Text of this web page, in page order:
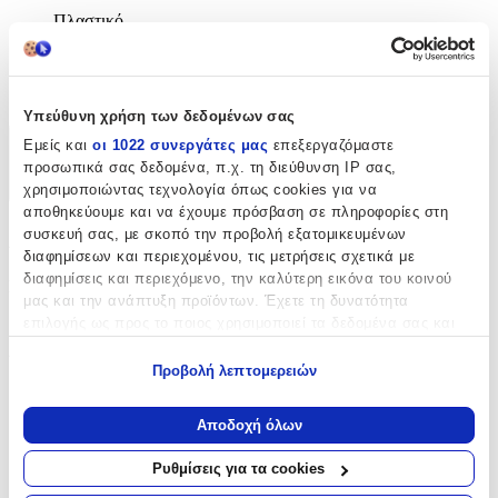
Υπεύθυνη χρήση των δεδομένων σας
Εμείς και οι 1022 συνεργάτες μας επεξεργαζόμαστε
προσωπικά σας δεδομένα, π.χ. τη διεύθυνση IP σας,
χρησιμοποιώντας τεχνολογία όπως cookies για να
αποθηκεύουμε και να έχουμε πρόσβαση σε πληροφορίες στη
συσκευή σας, με σκοπό την προβολή εξατομικευμένων
διαφημίσεων και περιεχομένου, τις μετρήσεις σχετικά με
διαφημίσεις και περιεχόμενο, την καλύτερη εικόνα του κοινού
μας και την ανάπτυξη προϊόντων. Έχετε τη δυνατότητα
Να συλλέξουμε πληροφορίες σχετικά με τη γεωγραφική
σας τοποθεσία, οι οποίες μπορεί να είναι ακριβείς σε
απόσταση μερικών μέτρων
Να αναγνωρίσουμε τη συσκευή σας σαρώνοντας ενεργά
Προβολή λεπτομερειών
Αποδοχή όλων
Ρυθμίσεις για τα cookies
Πλαστικό
με Χειρολαβή Γονέα
Χαρακτηριστικά
+
Χαρακτηριστικά
Κατασκευαστής:
με Χειρολαβή Γονέα